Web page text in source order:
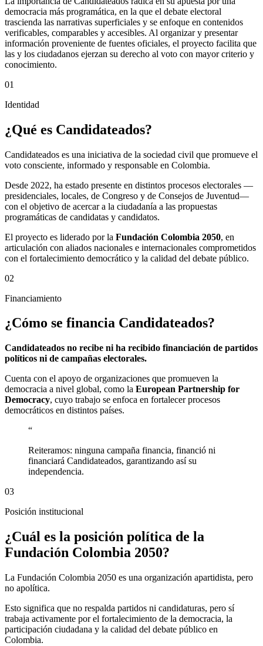
democracia más programática, en la que el debate electoral
trascienda las narrativas superficiales y se enfoque en contenidos
verificables, comparables y accesibles. Al organizar y presentar
información proveniente de fuentes oficiales, el proyecto facilita que
las y los ciudadanos ejerzan su derecho al voto con mayor criterio y
conocimiento.
01
Identidad
¿Qué es Candidateados?
Candidateados es una iniciativa de la sociedad civil que promueve el
voto consciente, informado y responsable en Colombia.
Desde 2022, ha estado presente en distintos procesos electorales —
presidenciales, locales, de Congreso y de Consejos de Juventud—
con el objetivo de acercar a la ciudadanía a las propuestas
programáticas de candidatas y candidatos.
El proyecto es liderado por la Fundación Colombia 2050, en
articulación con aliados nacionales e internacionales comprometidos
con el fortalecimiento democrático y la calidad del debate público.
02
Financiamiento
¿Cómo se financia Candidateados?
Candidateados no recibe ni ha recibido financiación de partidos
políticos ni de campañas electorales.
Cuenta con el apoyo de organizaciones que promueven la
democracia a nivel global, como la European Partnership for
Democracy, cuyo trabajo se enfoca en fortalecer procesos
democráticos en distintos países.
“
Reiteramos: ninguna campaña financia, financió ni
financiará Candidateados, garantizando así su
independencia.
03
Posición institucional
¿Cuál es la posición política de la
Fundación Colombia 2050?
La Fundación Colombia 2050 es una organización apartidista, pero
no apolítica.
Esto significa que no respalda partidos ni candidaturas, pero sí
trabaja activamente por el fortalecimiento de la democracia, la
participación ciudadana y la calidad del debate público en
Colombia.